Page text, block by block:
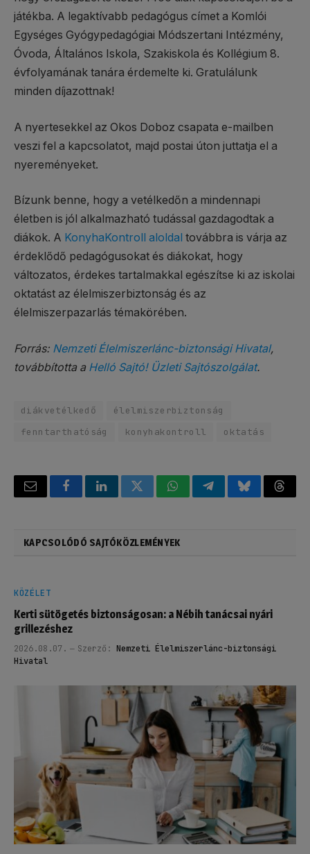
játékba. A legaktívabb pedagógus címet a Komlói
Egységes Gyógypedagógiai Módszertani Intézmény,
Óvoda, Általános Iskola, Szakiskola és Kollégium 8.
évfolyamának tanára érdemelte ki. Gratulálunk
minden díjazottnak!
A nyertesekkel az Okos Doboz csapata e-mailben
veszi fel a kapcsolatot, majd postai úton juttatja el a
nyereményeket.
Bízunk benne, hogy a vetélkedőn a mindennapi
életben is jól alkalmazható tudással gazdagodtak a
diákok. A KonyhaKontroll aloldal továbbra is várja az
érdeklődő pedagógusokat és diákokat, hogy
változatos, érdekes tartalmakkal egészítse ki az iskolai
oktatást az élelmiszerbiztonság és az
élelmiszerpazarlás témakörében.
Forrás: Nemzeti Élelmiszerlánc-biztonsági Hivatal,
továbbította a Helló Sajtó! Üzleti Sajtószolgálat.
diákvetélkedő
élelmiszerbiztonság
fenntarthatóság
konyhakontroll oktatás
Email FacebookLinkedInTwitterWhatsAppTelegramBluesky
KAPCSOLÓDÓ SAJTÓKÖZLEMÉNYEK
KÖZÉLET
Kerti sütögetés biztonságosan: a Nébih tanácsai nyári
grillezéshez
2026.08.07. Szerző: Nemzeti Élelmiszerlánc-biztonsági
Hivatal